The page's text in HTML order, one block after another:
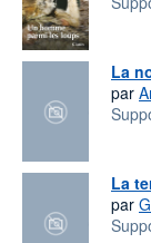
La
par
La
par